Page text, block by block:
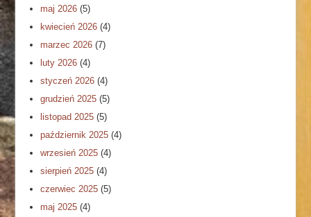
maj 2026 (5)
kwiecień 2026 (4)
marzec 2026 (7)
luty 2026 (4)
styczeń 2026 (4)
grudzień 2025 (5)
listopad 2025 (5)
październik 2025 (4)
wrzesień 2025 (4)
sierpień 2025 (4)
czerwiec 2025 (5)
maj 2025 (4)